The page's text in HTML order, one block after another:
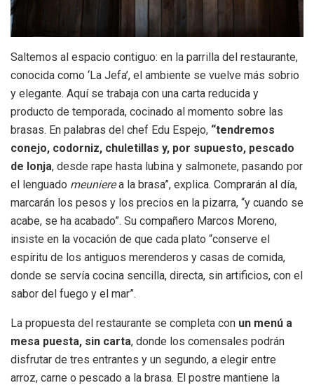
Saltemos al espacio contiguo: en la parrilla del restaurante,
conocida como ‘La Jefa’, el ambiente se vuelve más sobrio
y elegante. Aquí se trabaja con una carta reducida y
producto de temporada, cocinado al momento sobre las
brasas. En palabras del chef Edu Espejo, “tendremos
conejo, codorniz, chuletillas y, por supuesto, pescado
de lonja, desde rape hasta lubina y salmonete, pasando por
el lenguado meunierea la brasa”, explica. Comprarán al día,
marcarán los pesos y los precios en la pizarra, “y cuando se
acabe, se ha acabado”. Su compañero Marcos Moreno,
insiste en la vocación de que cada plato “conserve el
espíritu de los antiguos merenderos y casas de comida,
donde se servía cocina sencilla, directa, sin artificios, con el
sabor del fuego y el mar”.
La propuesta del restaurante se completa con un menú a
mesa puesta, sin carta, donde los comensales podrán
disfrutar de tres entrantes y un segundo, a elegir entre
arroz, carne o pescado a la brasa. El postre mantiene la